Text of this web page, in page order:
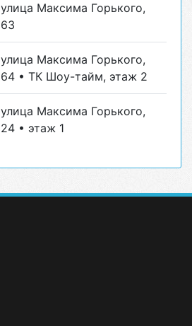
улица Максима Горького,
63
улица Максима Горького,
64 • ТК Шоу-тайм, этаж 2
улица Максима Горького,
24 • этаж 1